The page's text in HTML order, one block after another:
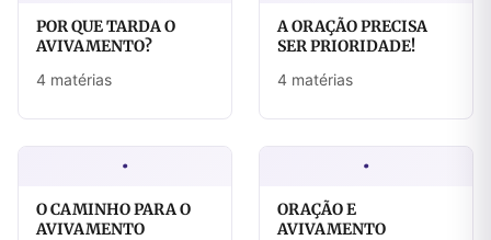
POR QUE TARDA O
AVIVAMENTO?
4 matérias
A ORAÇÃO PRECISA
SER PRIORIDADE!
4 matérias
·
O CAMINHO PARA O
AVIVAMENTO
·
ORAÇÃO E
AVIVAMENTO